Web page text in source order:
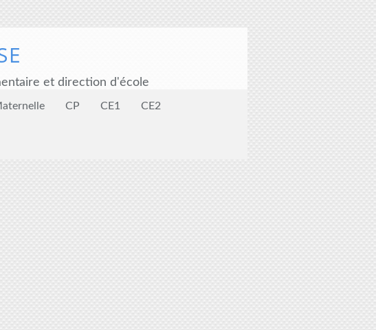
et direction d'école
CP CE1 CE2